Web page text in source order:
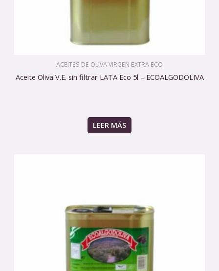
ACEITES DE OLIVA VIRGEN EXTRA ECO
Aceite Oliva V.E. sin filtrar LATA Eco 5l – ECOALGODOLIVA
LEER MÁS